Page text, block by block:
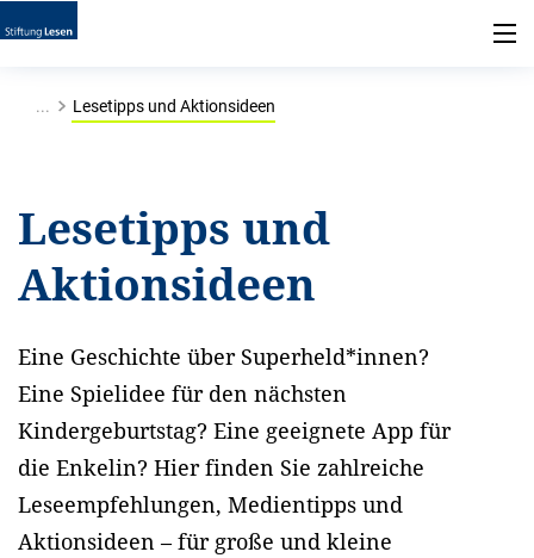
... Lesetipps und Aktionsideen
Lesetipps und
Aktionsideen
Eine Geschichte über Superheld*innen?
Eine Spielidee für den nächsten
Kindergeburtstag? Eine geeignete App für
die Enkelin? Hier finden Sie zahlreiche
Leseempfehlungen, Medientipps und
Aktionsideen – für große und kleine